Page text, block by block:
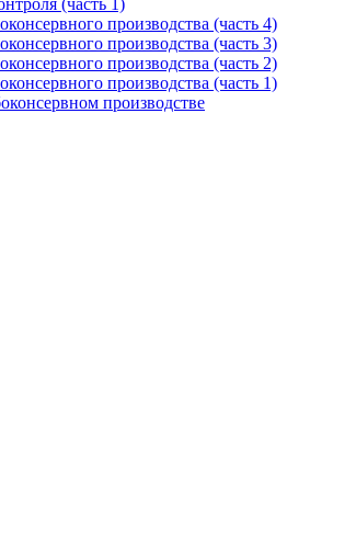
(часть 1)
производства (часть 4)
производства (часть 3)
производства (часть 2)
производства (часть 1)
производстве